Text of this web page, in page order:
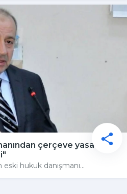
çerçeve yasa
hukuk danışmanı...